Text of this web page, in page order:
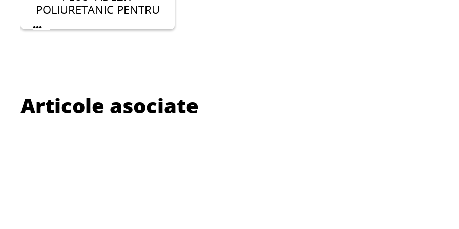
POLIURETANIC PENTRU
MINERALA - PISTOL
...
Articole asociate